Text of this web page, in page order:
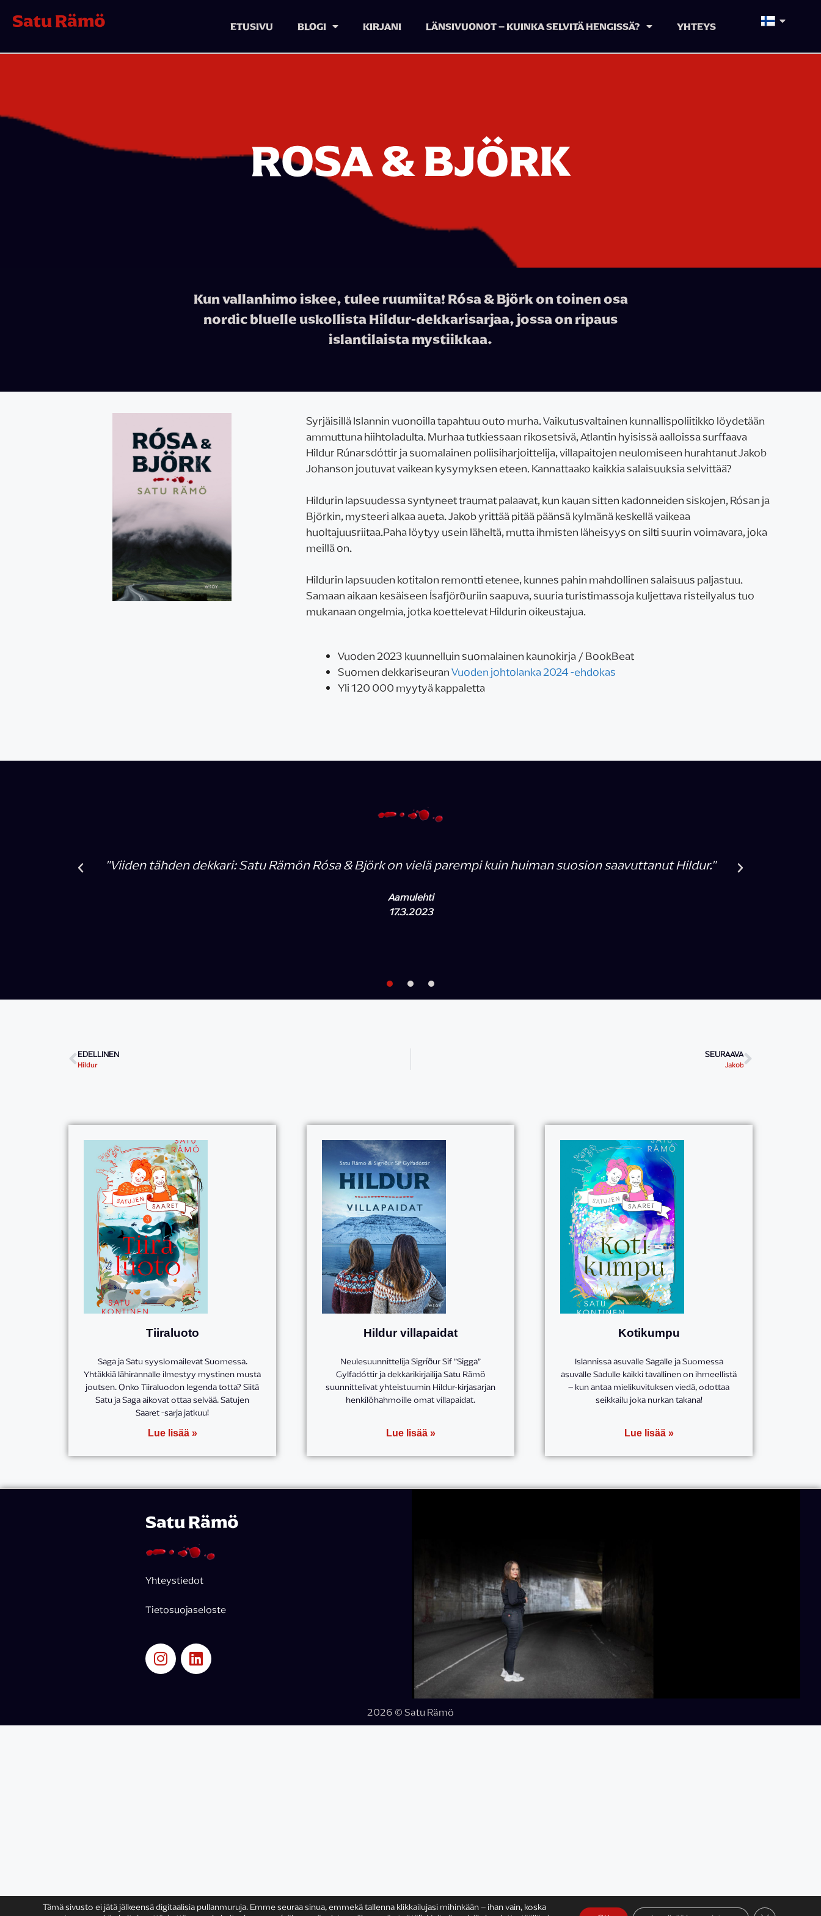
Satu Rämö ETUSIVU BLOGI KIRJANI LÄNSIVUONOT – KUINKA SELVITÄ HENGISSÄ? YHTEYS
ROSA & BJÖRK
Kun vallanhimo iskee, tulee ruumiita! Rósa & Björk on toinen osa
nordic bluelle uskollista Hildur-dekkarisarjaa, jossa on ripaus
islantilaista mystiikkaa.
Syrjäisillä Islannin vuonoilla tapahtuu outo murha. Vaikutusvaltainen kunnallispoliitikko löydetään
ammuttuna hiihtoladulta. Murhaa tutkiessaan rikosetsivä, Atlantin hyisissä aalloissa surffaava
Hildur Rúnarsdóttir ja suomalainen poliisiharjoittelija, villapaitojen neulomiseen hurahtanut Jakob
Johanson joutuvat vaikean kysymyksen eteen. Kannattaako kaikkia salaisuuksia selvittää?
Hildurin lapsuudessa syntyneet traumat palaavat, kun kauan sitten kadonneiden siskojen, Rósan ja
Björkin, mysteeri alkaa aueta. Jakob yrittää pitää päänsä kylmänä keskellä vaikeaa
huoltajuusriitaa.Paha löytyy usein läheltä, mutta ihmisten läheisyys on silti suurin voimavara, joka
meillä on.
Hildurin lapsuuden kotitalon remontti etenee, kunnes pahin mahdollinen salaisuus paljastuu.
Samaan aikaan kesäiseen Ísafjörðuriin saapuva, suuria turistimassoja kuljettava risteilyalus tuo
mukanaan ongelmia, jotka koettelevat Hildurin oikeustajua.
Vuoden 2023 kuunnelluin suomalainen kaunokirja / BookBeat
Suomen dekkariseuranVuoden johtolanka 2024 -ehdokas
Yli 120 000 myytyä kappaletta
suosion saavuttanut Hildur."
"Rämö yksinkertaisesti iskee lukijalta ilmat keuhkoista. Harvoin olen yllättynyt dekkarissakaan tällä
EDELLINEN
Hildur
SEURAAVA
Jakob
Tiiraluoto
Saga ja Satu syyslomailevat Suomessa.
Yhtäkkiä lähirannalle ilmestyy mystinen musta
joutsen. Onko Tiiraluodon legenda totta? Siitä
Satu ja Saga aikovat ottaa selvää. Satujen
Saaret -sarja jatkuu!
Lue lisää »
Hildur villapaidat
Neulesuunnittelija Sigríður Sif ”Sigga”
Gylfadóttir ja dekkarikirjailija Satu Rämö
suunnittelivat yhteistuumin Hildur-kirjasarjan
henkilöhahmoille omat villapaidat.
Lue lisää »
Kotikumpu
Islannissa asuvalle Sagalle ja Suomessa
asuvalle Sadulle kaikki tavallinen on ihmeellistä
– kun antaa mielikuvituksen viedä, odottaa
seikkailu joka nurkan takana!
Lue lisää »
Satu Rämö
Yhteystiedot
Tietosuojaseloste
2026 © Satu Rämö
Tämä sivusto ei jätä jälkeensä digitaalisia pullanmuruja. Emme seuraa sinua, emmekä tallenna klikkailujasi mihinkään – ihan vain, koska